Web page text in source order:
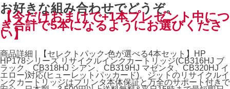
お好きな組み合わせでどうぞ。
【今だけおまけで+1本プレゼント中につ
き合計で5本になるようにお選びくださ
い】
商品詳細 | 【セレクトパック-色が選べる4本セット】HP
HP178シリーズ リサイクルインクカートリッジ(CB316HJ ブ
ラック、CB318HJ シアン、CB319HJ マゼンタ、CB320HJ イ
エロー)対応(ヒューレットパッカード)。ジットのリサイクルイ
ンクカートリッジはプリンタ本体保証と万全のサポート付きで